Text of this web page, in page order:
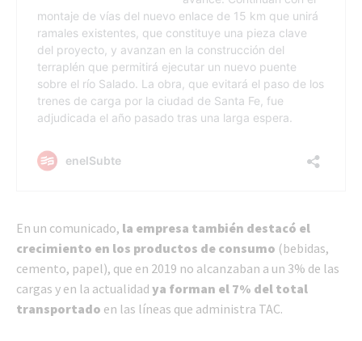
En un comunicado, la empresa también destacó el
crecimiento en los productos de consumo (bebidas,
cemento, papel), que en 2019 no alcanzaban a un 3% de las
cargas y en la actualidad ya forman el 7% del total
transportado en las líneas que administra TAC.